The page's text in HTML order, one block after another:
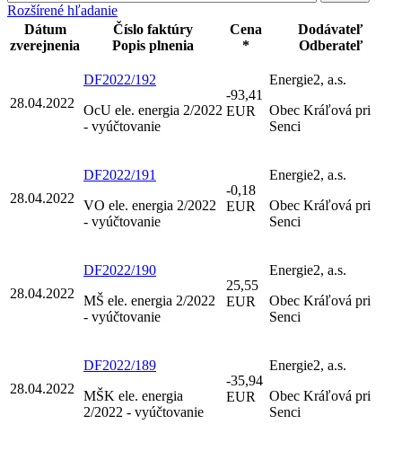
Rozšírené hľadanie
Dátum
zverejnenia
Číslo faktúry
Popis plnenia
Cena
*
Dodávateľ
Odberateľ
28.04.2022
DF2022/192
OcU ele. energia 2/2022
- vyúčtovanie
-93,41
EUR
Energie2, a.s.
Obec Kráľová pri
Senci
28.04.2022
DF2022/191
VO ele. energia 2/2022
- vyúčtovanie
-0,18
EUR
Energie2, a.s.
Obec Kráľová pri
Senci
28.04.2022
DF2022/190
MŠ ele. energia 2/2022
- vyúčtovanie
25,55
EUR
Energie2, a.s.
Obec Kráľová pri
Senci
28.04.2022
DF2022/189
MŠK ele. energia
2/2022 - vyúčtovanie
-35,94
EUR
Energie2, a.s.
Obec Kráľová pri
Senci